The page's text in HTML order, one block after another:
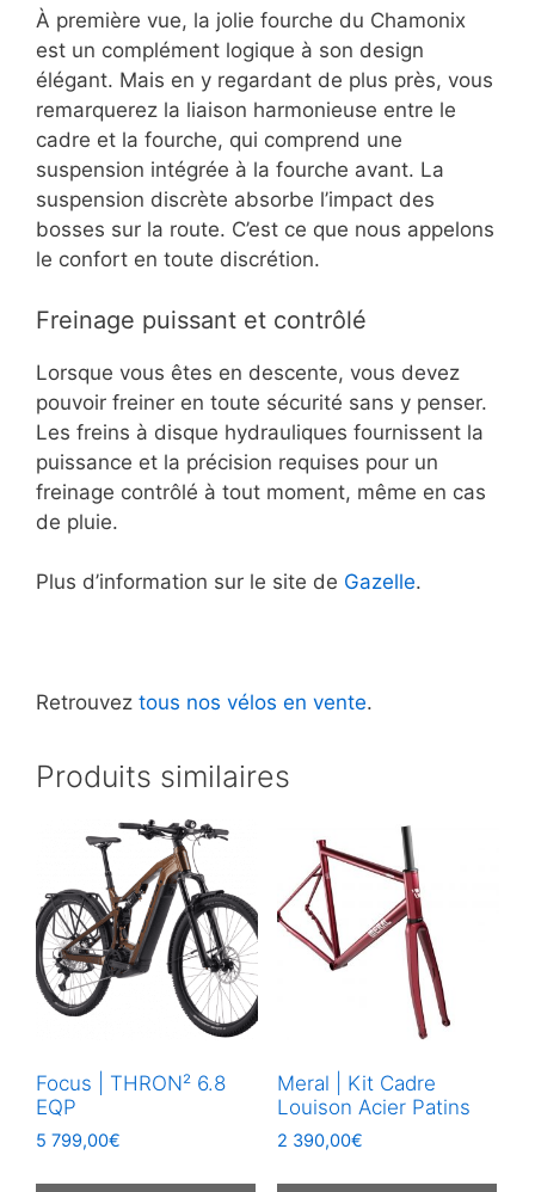
À première vue, la jolie fourche du Chamonix
est un complément logique à son design
élégant. Mais en y regardant de plus près, vous
remarquerez la liaison harmonieuse entre le
cadre et la fourche, qui comprend une
suspension intégrée à la fourche avant. La
suspension discrète absorbe l’impact des
bosses sur la route. C’est ce que nous appelons
le confort en toute discrétion.
Freinage puissant et contrôlé
Lorsque vous êtes en descente, vous devez
pouvoir freiner en toute sécurité sans y penser.
Les freins à disque hydrauliques fournissent la
puissance et la précision requises pour un
freinage contrôlé à tout moment, même en cas
de pluie.
Plus d’information sur le site de Gazelle.
Retrouvez tous nos vélos en vente.
Produits similaires
Focus | THRON² 6.8
EQP
5 799,00€
Meral | Kit Cadre
Louison Acier Patins
2 390,00€